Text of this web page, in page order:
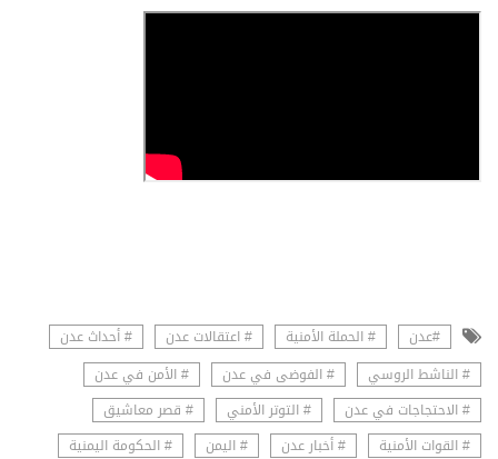
#عدن # الحملة الأمنية # اعتقالات عدن
# أحداث عدن
# الناشط الروسي
# الفوضى في عدن
# الأمن في عدن
# الاحتجاجات في عدن
# التوتر الأمني
# قصر معاشيق
# القوات الأمنية
# أخبار عدن # اليمن
# الحكومة اليمنية